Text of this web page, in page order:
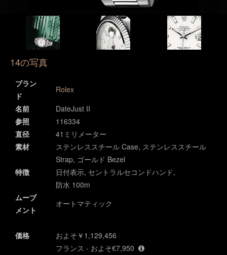
14の写真
ブラン
ド
Rolex
名前
DateJust II
参照
116334
直径
41ミリメーター
素材
ステンレススチール Case, ステンレススチール
Strap, ゴールド Bezel
特徴
日付表示, セントラルセコンドハンド,
防水 100m
ムーブ
メント
オートマティック
価格
およそ￥1,129,456
フランス - およそ€7,950